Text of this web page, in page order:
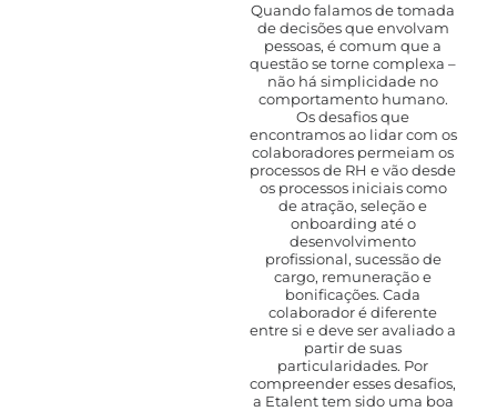
Quando falamos de tomada
de decisões que envolvam
pessoas, é comum que a
questão se torne complexa –
não há simplicidade no
comportamento humano.
Os desafios que
encontramos ao lidar com os
colaboradores permeiam os
processos de RH e vão desde
os processos iniciais como
de atração, seleção e
onboarding até o
desenvolvimento
profissional, sucessão de
cargo, remuneração e
bonificações. Cada
colaborador é diferente
entre si e deve ser avaliado a
partir de suas
particularidades. Por
compreender esses desafios,
a Etalent tem sido uma boa